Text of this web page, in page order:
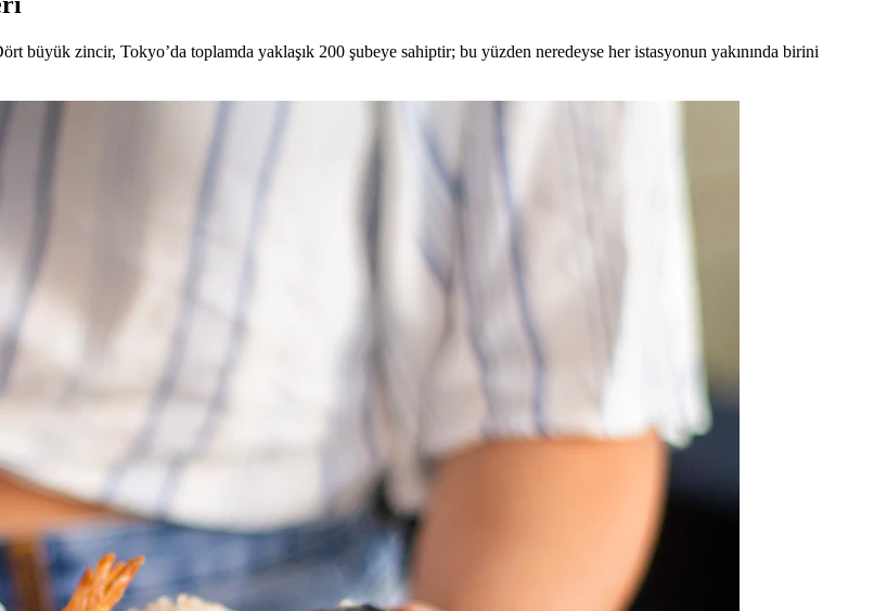
büyük zincir, Tokyo’da toplamda yaklaşık 200 şubeye sahiptir; bu yüzden neredeyse her istasyonun yakınında birini